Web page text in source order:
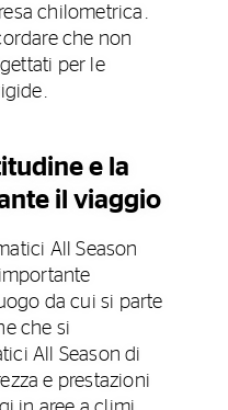
chilometrica.
che non
per le
e la
il viaggio
All Season
da cui si parte
che si
All Season di
e prestazioni